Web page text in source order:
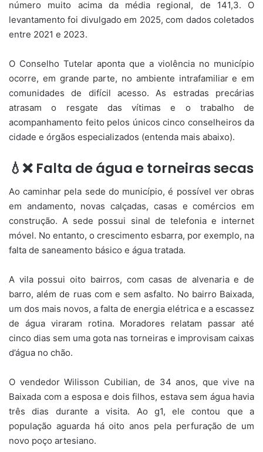
número muito acima da média regional, de 141,3. O
levantamento foi divulgado em 2025, com dados coletados
entre 2021 e 2023.
O Conselho Tutelar aponta que a violência no município
ocorre, em grande parte, no ambiente intrafamiliar e em
comunidades de difícil acesso. As estradas precárias
atrasam o resgate das vítimas e o trabalho de
acompanhamento feito pelos únicos cinco conselheiros da
cidade e órgãos especializados (entenda mais abaixo).
💧❌ Falta de água e torneiras secas
Ao caminhar pela sede do município, é possível ver obras
em andamento, novas calçadas, casas e comércios em
construção. A sede possui sinal de telefonia e internet
móvel. No entanto, o crescimento esbarra, por exemplo, na
falta de saneamento básico e água tratada.
A vila possui oito bairros, com casas de alvenaria e de
barro, além de ruas com e sem asfalto. No bairro Baixada,
um dos mais novos, a falta de energia elétrica e a escassez
de água viraram rotina. Moradores relatam passar até
cinco dias sem uma gota nas torneiras e improvisam caixas
d’água no chão.
O vendedor Wilisson Cubilian, de 34 anos, que vive na
Baixada com a esposa e dois filhos, estava sem água havia
três dias durante a visita. Ao g1, ele contou que a
população aguarda há oito anos pela perfuração de um
novo poço artesiano.